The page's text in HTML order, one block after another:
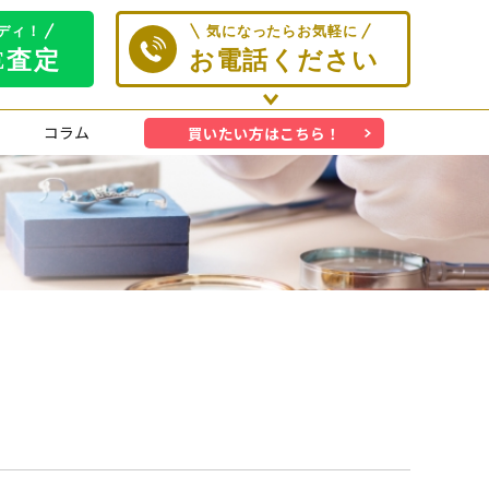
コラム 買いたい方はこちら！